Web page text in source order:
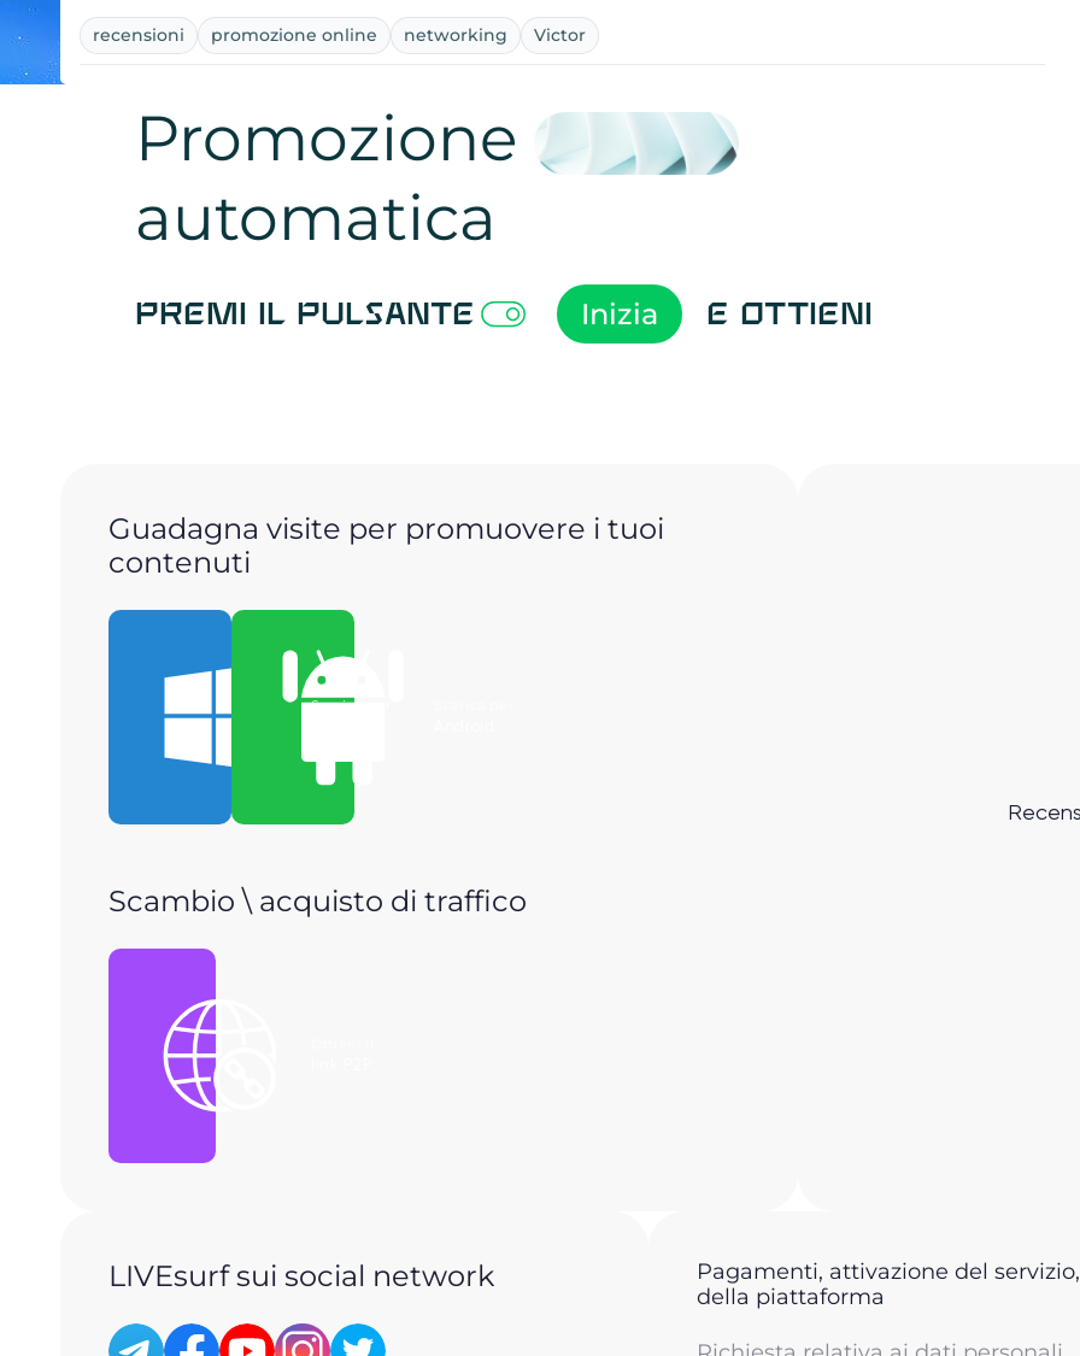
recensioni promozione online networking Victor
Promozione
automatica
Premi il pulsante Inizia e ottieni
Guadagna visite per promuovere i tuoi
contenuti
Scarica per
Scambio \ acquisto di traffico
LIVEsurf sui social network
Pagamenti, attivazione del
della piattaforma